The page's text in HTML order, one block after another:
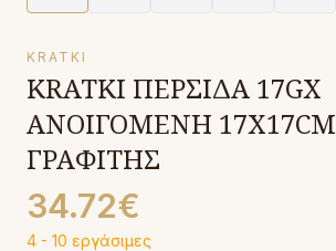
Επικοινωνία
Καλέστε μας:2651042024
KRATKI
KRATKI ΠΕΡΣΙΔΑ 17GX
ΑΝΟΙΓΟΜΕΝΗ 17X17CM
ΓΡΑΦΙΤΗΣ
34.72€
4 - 10 εργάσιμες